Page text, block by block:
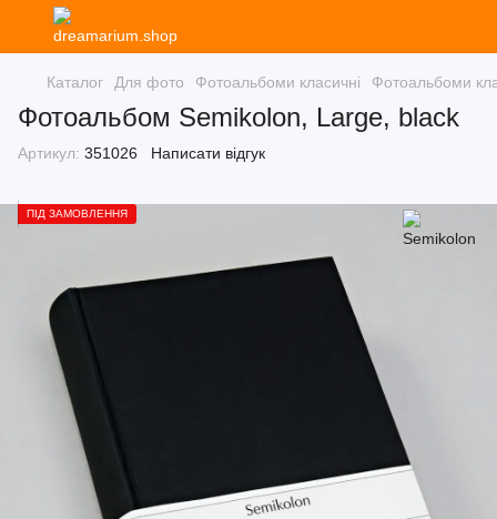
Каталог Для фото Фотоальбоми класичні Фотоальбоми
Фотоальбом Semikolon, Large, black
Артикул: 351026 Написати відгук
ПІД ЗАМОВЛЕННЯ